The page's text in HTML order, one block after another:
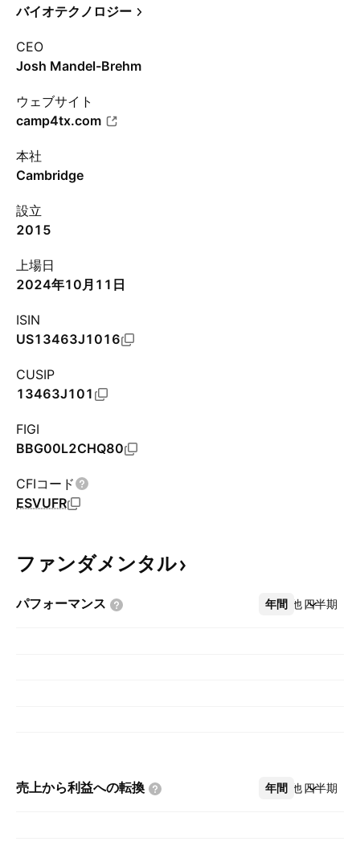
バイオテクノロジー
CEO
Josh Mandel-Brehm
ウェブサイト
camp4tx.com
本社
Cambridge
設立
2015
上場日
2024年10月11日
ISIN
US13463J1016
CUSIP
13463J101
FIGI
BBG00L2CHQ80
CFIコード
ESVUFR
ファンダメンタル
パフォーマンス 年間 四半期
その他
売上から利益への転換 年間 四半期
その他